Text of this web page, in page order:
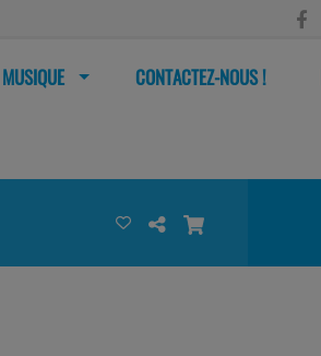
MUSIQUE CONTACTEZ-NOUS !